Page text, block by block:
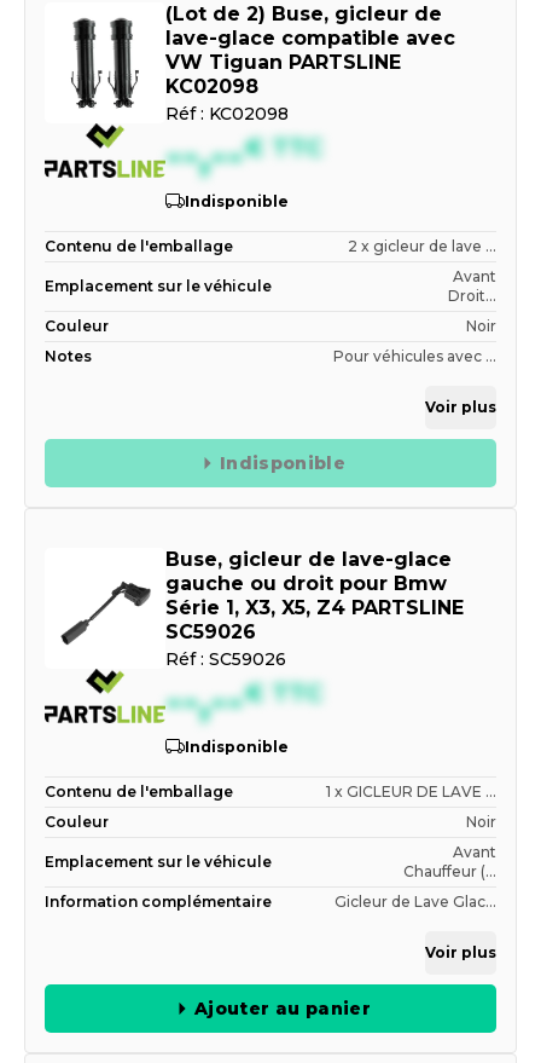
(Lot de 2) Buse, gicleur de
lave-glace compatible avec
VW Tiguan PARTSLINE
KC02098
Réf : KC02098
--,--€ TTC
Indisponible
Contenu de l'emballage 2 x gicleur de lave ...
Emplacement sur le véhicule
Avant
Droit...
Couleur
Noir
Notes
Pour véhicules avec ...
Voir plus
Indisponible
Buse, gicleur de lave-glace
gauche ou droit pour Bmw
Série 1, X3, X5, Z4 PARTSLINE
SC59026
Réf : SC59026
--,--€ TTC
Indisponible
Contenu de l'emballage
1 x GICLEUR DE LAVE ...
Couleur
Noir
Emplacement sur le véhicule
Avant
Chauffeur (...
Information complémentaire
Gicleur de Lave Glac...
Voir plus
Ajouter au panier